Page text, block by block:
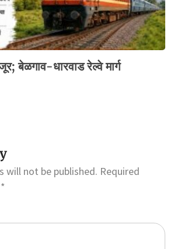
बेळगाव-धारवाड रेल्वे मार्ग
will not be published. Required
*